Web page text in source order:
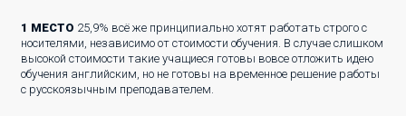
1 МЕСТО 25,9% всё же принципиально хотят работать строго с
носителями, независимо от стоимости обучения. В случае слишком
высокой стоимости такие учащиеся готовы вовсе отложить идею
обучения английским, но не готовы на временное решение работы
с русскоязычным преподавателем.